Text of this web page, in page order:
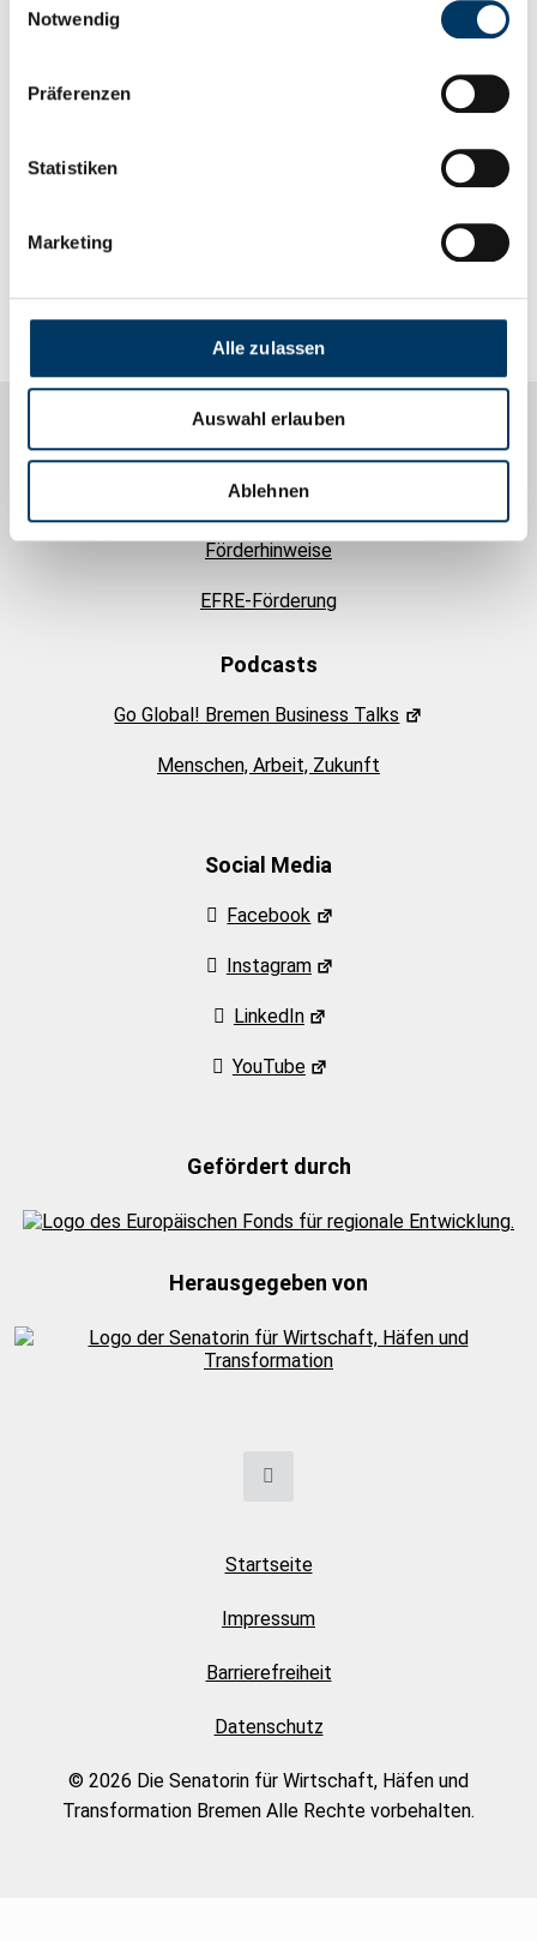
Notwendig
Präferenzen
Statistiken
Marketing
Alle zulassen
Auswahl erlauben
Ablehnen
1 7
14
Informationen
Alle Artikel
Förderhinweise
EFRE-Förderung
Podcasts
Go Global! Bremen Business Talks
Menschen, Arbeit, Zukunft
Social Media
Facebook
Instagram
LinkedIn
YouTube
Gefördert durch
Herausgegeben von
Startseite
Impressum
Barrierefreiheit
Datenschutz
© 2026 Die Senatorin für Wirtschaft, Häfen und
Transformation Bremen Alle Rechte vorbehalten.